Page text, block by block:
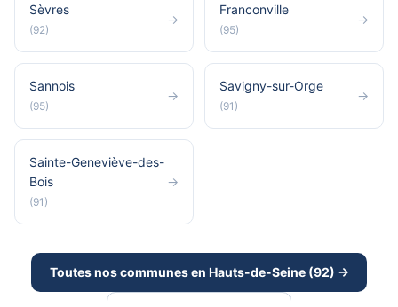
Sèvres
(92)
→
Franconville
(95)
→
Sannois
(95)
→
Savigny-sur-Orge
(91)
→
Sainte-Geneviève-des-
Bois
(91)
→
Toutes nos communes en Hauts-de-Seine (92) →